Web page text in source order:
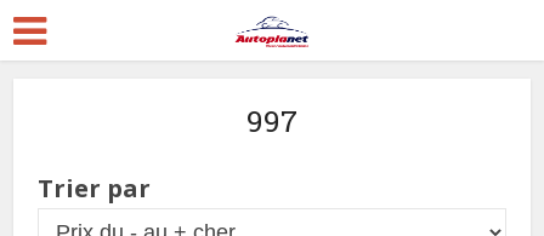
997
Trier par